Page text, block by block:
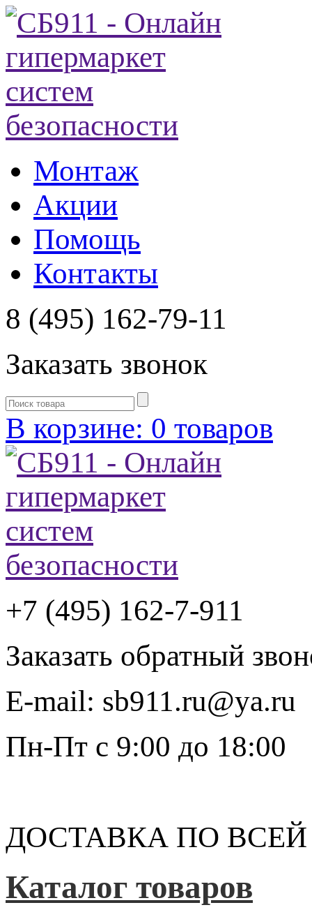
Монтаж
Акции
Помощь
Контакты
8 (495) 162-79-11
Заказать звонок
В корзине: 0 товаров
+7 (495) 162-7-911
Заказать обратный
E-mail: sb911.ru@ya.ru
Пн-Пт с 9:00 до 18:00
ДОСТАВКА ПО
Каталог товаров